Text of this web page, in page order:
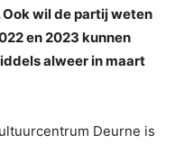
wil de partij weten
en 2023 kunnen
alweer in maart
Deurne is